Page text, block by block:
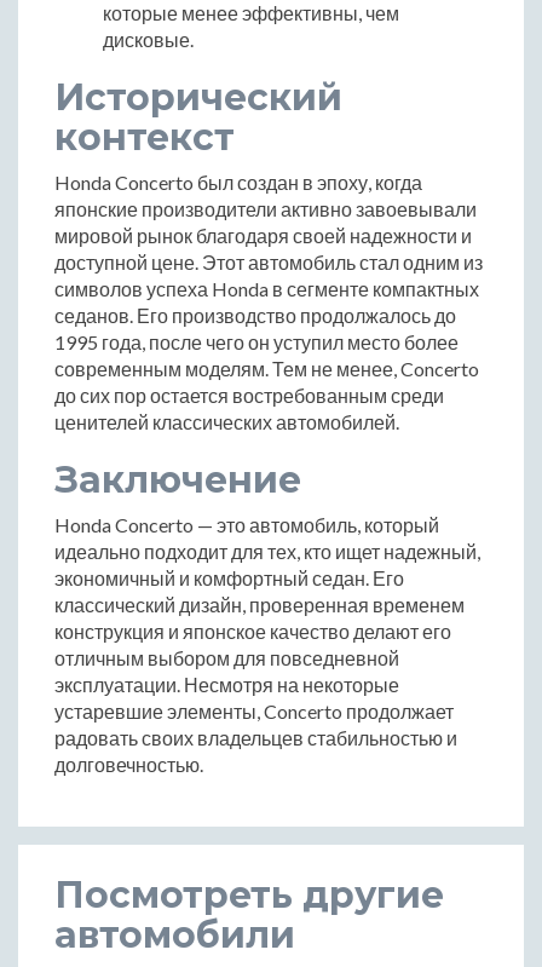
которые менее эффективны, чем
дисковые.
Исторический
контекст
Honda Concerto был создан в эпоху, когда
японские производители активно завоевывали
мировой рынок благодаря своей надежности и
доступной цене. Этот автомобиль стал одним из
символов успеха Honda в сегменте компактных
седанов. Его производство продолжалось до
1995 года, после чего он уступил место более
современным моделям. Тем не менее, Concerto
до сих пор остается востребованным среди
ценителей классических автомобилей.
Заключение
Honda Concerto — это автомобиль, который
идеально подходит для тех, кто ищет надежный,
экономичный и комфортный седан. Его
классический дизайн, проверенная временем
конструкция и японское качество делают его
отличным выбором для повседневной
эксплуатации. Несмотря на некоторые
устаревшие элементы, Concerto продолжает
радовать своих владельцев стабильностью и
долговечностью.
Посмотреть другие
автомобили